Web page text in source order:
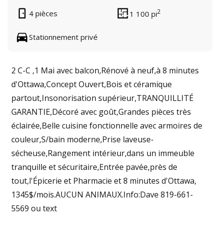
4 pièces 1 100 pi2
Stationnement privé
2 C-C ,1 Mai avec balcon,Rénové à neuf,à 8 minutes
d'Ottawa,Concept Ouvert,Bois et céramique
partout,Insonorisation supérieur,TRANQUILLITÉ
GARANTIE,Décoré avec goût,Grandes pièces très
éclairée,Belle cuisine fonctionnelle avec armoires de
couleur,S/bain moderne,Prise laveuse-
sécheuse,Rangement intérieur,dans un immeuble
tranquille et sécuritaire,Entrée pavée,près de
tout,l'Épicerie et Pharmacie et 8 minutes d'Ottawa,
1345$/mois.AUCUN ANIMAUX.Info:Dave 819-661-
5569 ou text